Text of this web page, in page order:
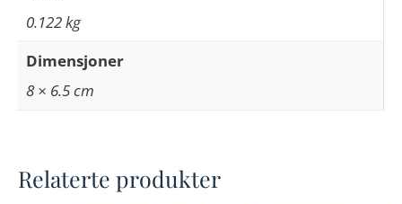
0.122 kg
Dimensjoner
8 × 6.5 cm
Relaterte produkter